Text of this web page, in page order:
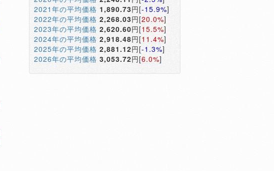
2021年の平均価格 1,890.73円[-15.9%]
2022年の平均価格 2,268.03円[20.0%]
2023年の平均価格 2,620.60円[15.5%]
2024年の平均価格 2,918.48円[11.4%]
2025年の平均価格 2,881.12円[-1.3%]
2026年の平均価格 3,053.72円[6.0%]